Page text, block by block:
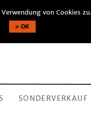
SONDERVERKAUF
von Cookies
OK